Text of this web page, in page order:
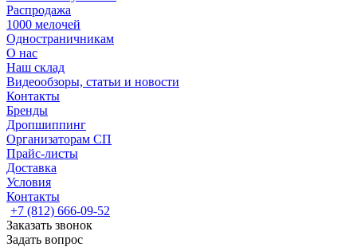
Распродажа
1000 мелочей
Одностраничникам
О нас
Наш склад
Видеообзоры, статьи и новости
Контакты
Бренды
Дропшиппинг
Организаторам СП
Прайс-листы
Доставка
Условия
Контакты
+7 (812) 666-09-52
Заказать звонок
Задать вопрос